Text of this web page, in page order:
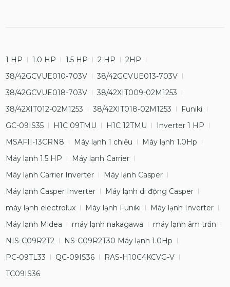
1 HP 1.0 HP 1.5 HP 2 HP
2HP
38/42GCVUE010-703V
38/42GCVUE013-703V
38/42GCVUE018-703V
38/42XIT009-02M1253
38/42XIT012-02M1253
38/42XIT018-02M1253
Funiki
GC-09IS35
H1C 09TMU H1C 12TMU
Inverter 1 HP
MSAFII-13CRN8
Máy lạnh 1 chiều
Máy lạnh 1.0Hp
Máy lạnh 1.5 HP
Máy lạnh Carrier
Máy lạnh Carrier Inverter
Máy lạnh Casper
Máy lạnh Casper Inverter
Máy lạnh di động Casper
máy lạnh electrolux
Máy lạnh Funiki
Máy lạnh Inverter
Máy lạnh Midea
máy lạnh nakagawa
máy lạnh âm trần
NIS-C09R2T2
NS-C09R2T30 Máy lạnh 1.0Hp
PC-09TL33
QC-09IS36
RAS-H10C4KCVG-V
TC09IS36